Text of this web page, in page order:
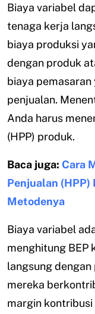
Biaya variabel
tenaga kerja
biaya produksi
dengan produk
biaya
penjualan.
Anda harus
(HPP) produk.
Baca juga: Cara
Penjualan (HPP)
Metodenya
Biaya variabel
menghitung BEP
langsung
mereka
margin